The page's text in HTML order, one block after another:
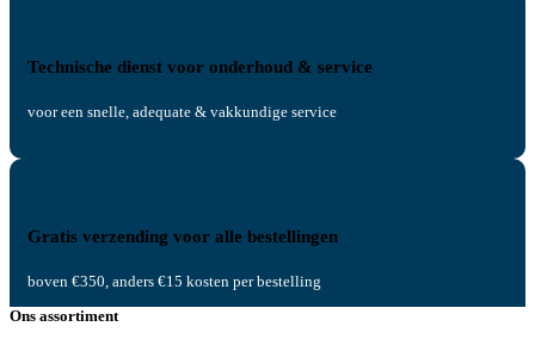
Technische dienst voor onderhoud & service
voor een snelle, adequate & vakkundige service
Gratis verzending voor alle bestellingen
boven €350, anders €15 kosten per bestelling
Ons assortiment